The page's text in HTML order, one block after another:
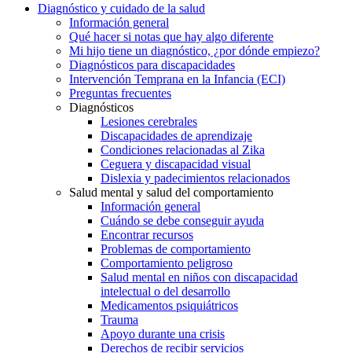
Diagnóstico y cuidado de la salud
Información general
Qué hacer si notas que hay algo diferente
Mi hijo tiene un diagnóstico, ¿por dónde empiezo?
Diagnósticos para discapacidades
Intervención Temprana en la Infancia (ECI)
Preguntas frecuentes
Diagnósticos
Lesiones cerebrales
Discapacidades de aprendizaje
Condiciones relacionadas al Zika
Ceguera y discapacidad visual
Dislexia y padecimientos relacionados
Salud mental y salud del comportamiento
Información general
Cuándo se debe conseguir ayuda
Encontrar recursos
Problemas de comportamiento
Comportamiento peligroso
Salud mental en niños con discapacidad
intelectual o del desarrollo
Medicamentos psiquiátricos
Trauma
Apoyo durante una crisis
Derechos de recibir servicios